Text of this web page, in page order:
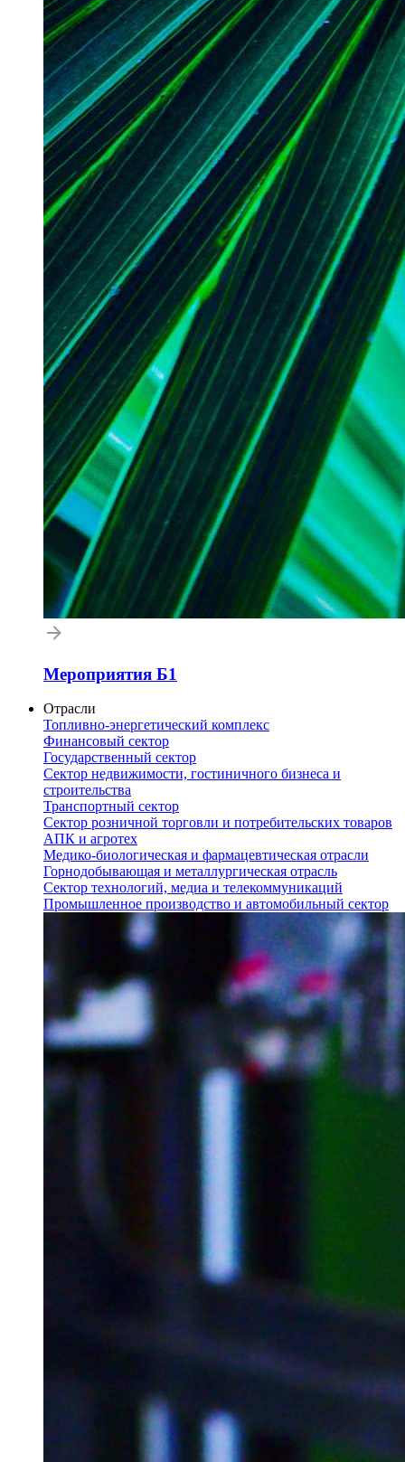
Мероприятия Б1
Отрасли
Топливно-энергетический комплекс
Финансовый сектор
Государственный сектор
Сектор недвижимости, гостиничного бизнеса и
строительства
Транспортный сектор
Сектор розничной торговли и потребительских товаров
АПК и агротех
Медико-биологическая и фармацевтическая отрасли
Горнодобывающая и металлургическая отрасль
Сектор технологий, медиа и телекоммуникаций
Промышленное производство и автомобильный сектор